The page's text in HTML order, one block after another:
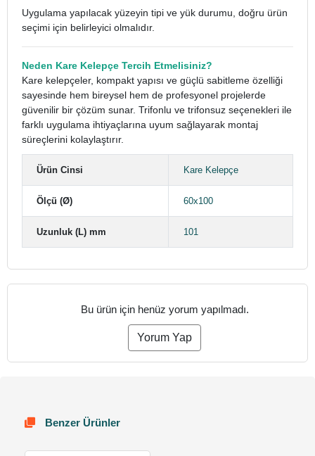
Uygulama yapılacak yüzeyin tipi ve yük durumu, doğru ürün
seçimi için belirleyici olmalıdır.
Neden Kare Kelepçe Tercih Etmelisiniz?
Kare kelepçeler, kompakt yapısı ve güçlü sabitleme özelliği
sayesinde hem bireysel hem de profesyonel projelerde
güvenilir bir çözüm sunar. Trifonlu ve trifonsuz seçenekleri ile
farklı uygulama ihtiyaçlarına uyum sağlayarak montaj
süreçlerini kolaylaştırır.
Ürün Cinsi Kare Kelepçe
Ölçü (Ø) 60x100
Uzunluk (L) mm 101
Bu ürün için henüz yorum yapılmadı.
Yorum Yap
Benzer Ürünler